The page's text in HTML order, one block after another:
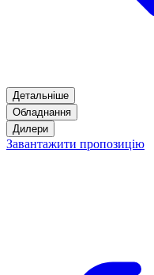
Детальніше
Обладнання
Дилери
Завантажити пропозицію